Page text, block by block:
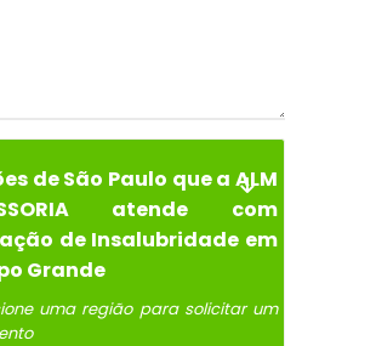
de São Paulo que a ALM
atende com
de Insalubridade em
Grande
uma região para solicitar um